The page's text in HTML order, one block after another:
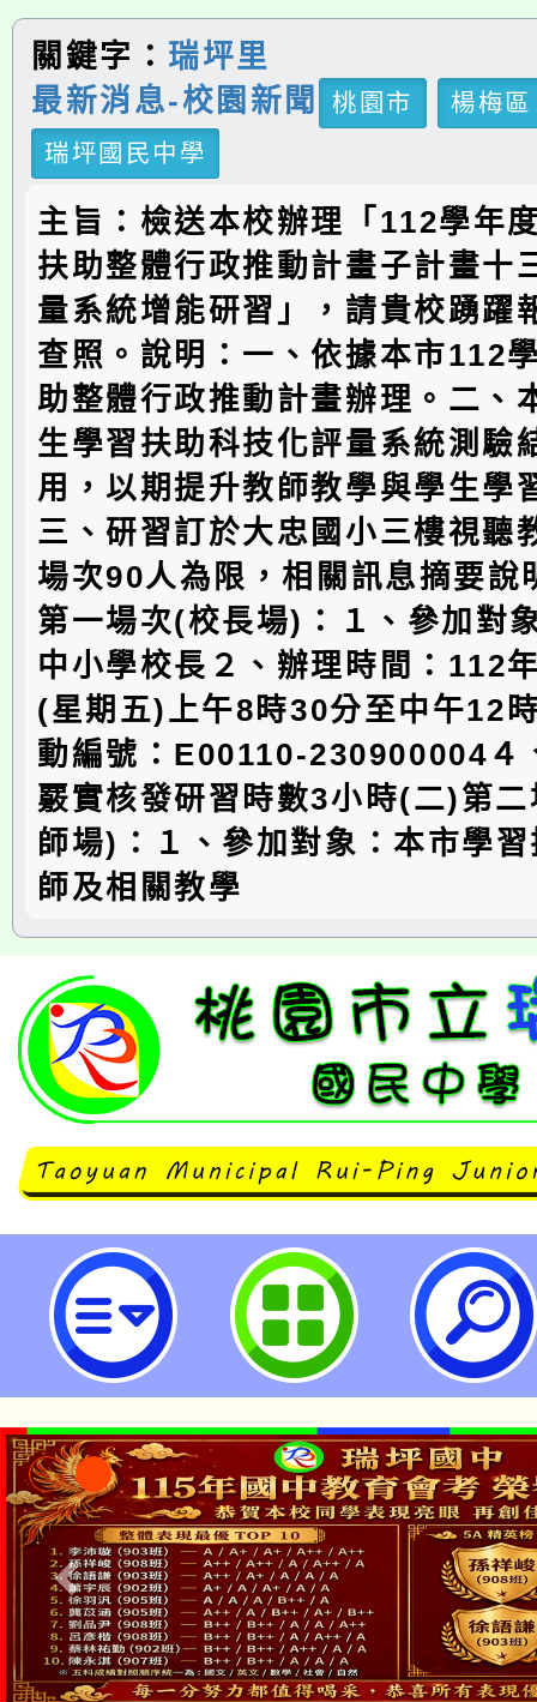
關鍵字： 瑞坪里
最新消息-校園新聞
桃園市
楊梅區
瑞坪國民中學
主旨：檢送本校辦理「112學年
扶助整體行政推動計畫子計畫十
量系統增能研習」，請貴校踴躍
查照。說明：一、依據本市112
助整體行政推動計畫辦理。二、
生學習扶助科技化評量系統測驗
用，以期提升教師教學與學生學
三、研習訂於大忠國小三樓視聽
場次90人為限，相關訊息摘要說
第一場次(校長場)：１、參加對
中小學校長２、辦理時間：112
(星期五)上午8時30分至中午12
動編號：E00110-230900004４
覈實核發研習時數3小時(二)第
師場)：１、參加對象：本市學
師及相關教學
112學年度桃園市學習扶助整體行
畫十三：科技化評量系統增能研習
民中學
「本色祭」8/29、30在